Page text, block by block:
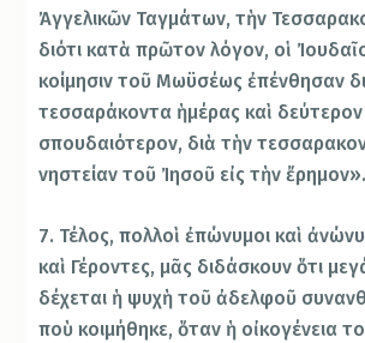
Ἀγγελικῶν Ταγμάτων, τὴν
διότι κατὰ πρῶτον λόγον, οἱ
κοίμησιν τοῦ Μωϋσέως ἐπένθησαν
τεσσαράκοντα ἡμέρας καὶ δεύτερον
σπουδαιότερον, διὰ τὴν
νηστείαν τοῦ Ἰησοῦ εἰς τὴν ἔρημον».
7. Τέλος, πολλοὶ ἐπώνυμοι καὶ
καὶ Γέροντες, μᾶς διδάσκουν ὅτι
δέχεται ἡ ψυχὴ τοῦ ἀδελφοῦ
ποὺ κοιμήθηκε, ὅταν ἡ οἰκογένεια